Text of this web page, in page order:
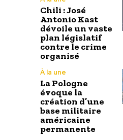
Chili : José
Antonio Kast
dévoile un vaste
plan législatif
contre le crime
organisé
À la une
La Pologne
évoque la
création d’une
base militaire
américaine
permanente